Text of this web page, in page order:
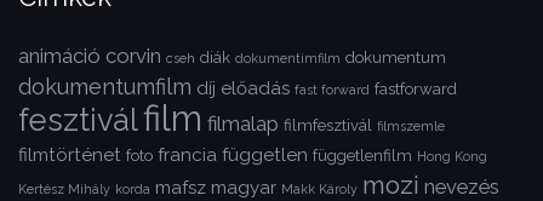
animáció corvin cseh diák dokumentimfilm dokumentum
dokumentumfilm díj előadás fast forward fastforward
fesztiválfilm filmalap filmfesztivál filmszemle
filmtörténet foto francia független függetlenfilm Hong Kong
Kertész Mihály korda mafsz magyar Makk Károly mozi nevezés